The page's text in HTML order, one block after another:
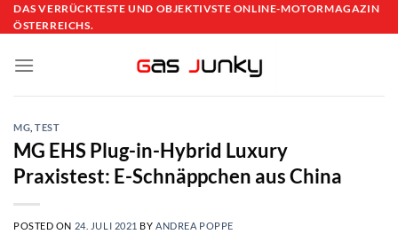
Skip
to
DAS VERRÜCKTESTE UND OBJEKTIVSTE ONLINE-MOTORMAGAZIN
ÖSTERREICHS.
MG ,TEST
MG EHS Plug-in-Hybrid Luxury
Praxistest: E-Schnäppchen aus China
POSTED ON 24. JULI 2021 BY ANDREA POPPE